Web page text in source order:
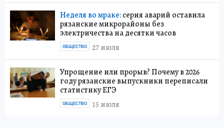
Неделя во мраке:серия аварий оставила
рязанские микрорайоны без
электричества на десятки часов
27 июля
ОБЩЕСТВО
Упрощение или прорыв? Почему в 2026
году рязанские выпускники переписали
статистику ЕГЭ
15 июля
ОБЩЕСТВО